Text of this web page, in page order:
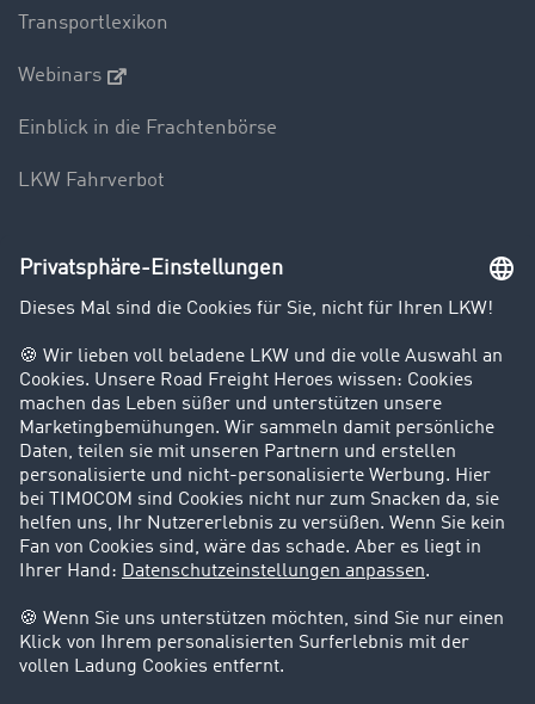
Transportlexikon
Webinars
Einblick in die Frachtenbörse
LKW Fahrverbot
Unternehmen
Kunden werben Kunden
Success Stories
Karriere
Support
Kontakt
Rechtliches
Impressum